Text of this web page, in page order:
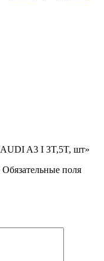
A3 I 3T,5T, шт»
Обязательные поля